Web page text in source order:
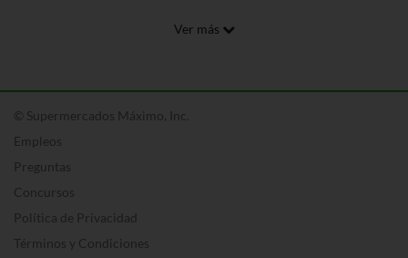
Ver más
© Supermercados Máximo, Inc.
Empleos
Preguntas
Concursos
Política de Privacidad
Términos y Condiciones